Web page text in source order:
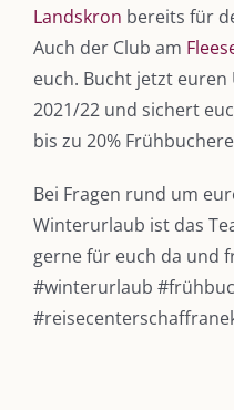
Landskron bereits für
Auch der Club am
euch. Bucht jetzt
2021/22 und sichert
bis zu 20%
Bei Fragen rund um
Winterurlaub ist das
gerne für euch da und
#winterurlaub
Kulmbloggera
Podcast
Kooperationen